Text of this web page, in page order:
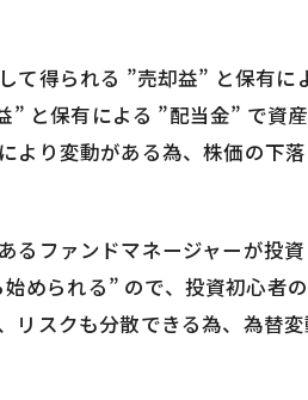
て得られる ”売却益” と保有に
と保有による ”配当金” で資
より変動がある為、株価の下
るファンドマネージャーが投
められる” ので、投資初心者
リスクも分散できる為、為替